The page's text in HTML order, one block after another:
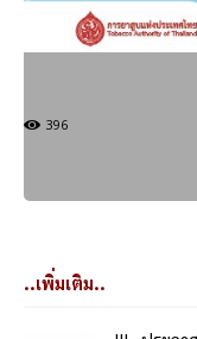
396
..เพิ่มเติม..